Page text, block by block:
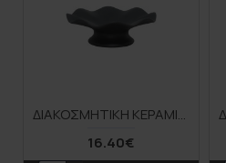
ΔΙΑΚΟΣΜΗΤΙΚΗ ΚΕΡΑΜΙΚΗ ΠΙΑΤΕΛΑ/ΚΟΥΠ ΜΑΥΡΗ ΜΕ ΒΑΣΗ - 23x8cm 1/10ΚΙΒ
16.40€